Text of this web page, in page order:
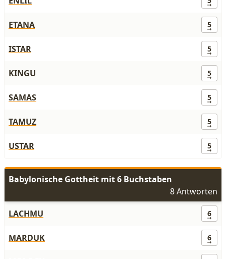
ETANA 5
ISTAR 5
KINGU 5
SAMAS 5
TAMUZ 5
USTAR 5
Babylonische Gottheit mit 6 Buchstaben
8 Antworten
LACHMU
6
MARDUK 6